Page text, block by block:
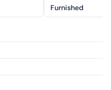
Furnished